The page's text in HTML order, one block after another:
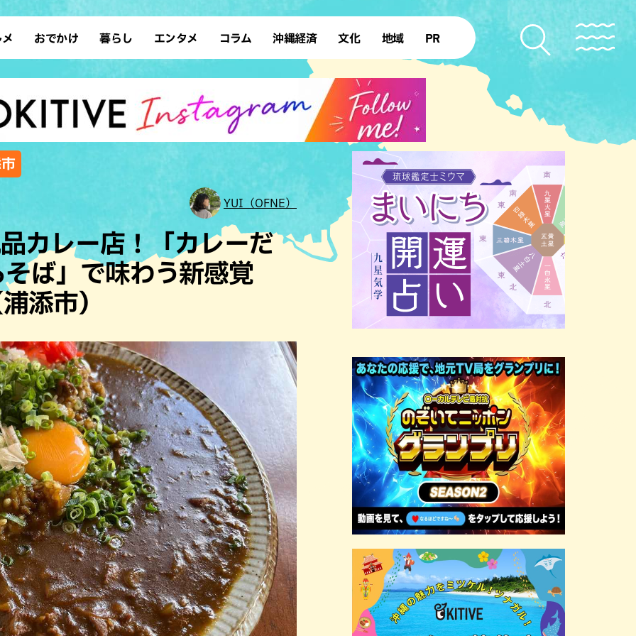
ン 沖縄そば
ウト カフェ
和食・日本料理
理
・焼肉 焼鳥・串料理
肉料理 居酒屋・バー
イキング
ガー タコス・タコライス
おでかけ
デート ドライブ
散歩 ソロ活
ホテル
サウナ 公園
沖縄の海
暮らし
レシピ SDGs
ファッション ローカルニュース
沖縄移住 沖縄旧暦行事
エンタメ
スポーツ 占い
タレント・芸人 テレビ
コラム 沖縄経済 文化
復帰50年
地域
本島北部
本島南部 先島諸島
北部離島
PR
YUI（OFNE）
カレー店！「カレーだ
ば」で味わう新感覚
添市）